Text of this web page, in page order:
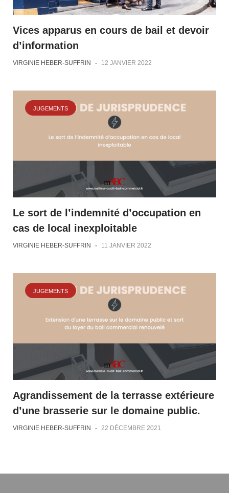
Vices apparus en cours de bail et devoir
d’information
VIRGINIE HEBER-SUFFRIN - 12 JANVIER 2022
JUGEMENTS
Le sort de l’indemnité d’occupation en
cas de local inexploitable
VIRGINIE HEBER-SUFFRIN - 11 JANVIER 2022
JUGEMENTS
Agrandissement de la terrasse extérieure
d’une brasserie sur le domaine public.
VIRGINIE HEBER-SUFFRIN - 22 DÉCEMBRE 2021